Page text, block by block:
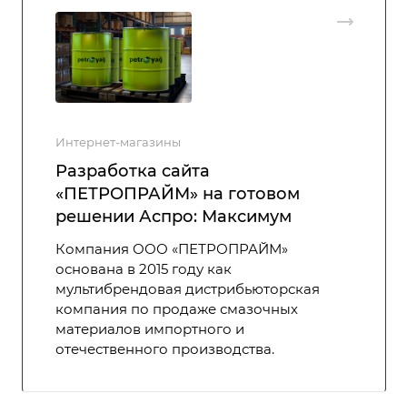
Интернет-магазины
Разработка сайта
‭«ПЕТРОПРАЙМ» на готовом
решении Аспро: Максимум
Компания ООО «ПЕТРОПРАЙМ»
основана в 2015 году как
мультибрендовая дистрибьюторская
компания по продаже смазочных
материалов импортного и
отечественного производства.